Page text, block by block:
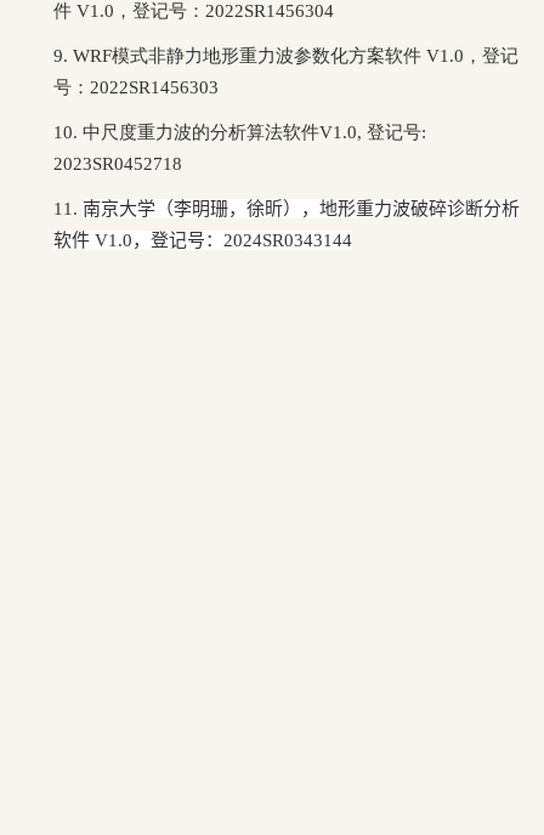
件 V1.0，登记号：2022SR1456304
9. WRF模式非静力地形重力波参数化方案软件 V1.0，登记
号：2022SR1456303
10. 中尺度重力波的分析算法软件V1.0, 登记号:
2023SR0452718
11. 南京大学（李明珊，徐昕），地形重力波破碎诊断分析
软件 V1.0，登记号： 2024SR0343144